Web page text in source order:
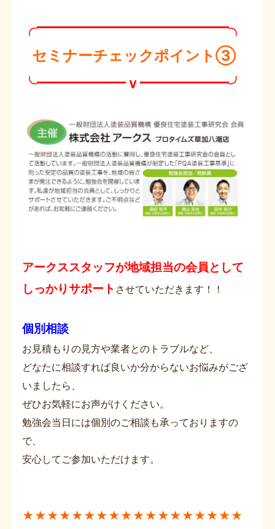
╭━━━━━━━━━━━━━╮
セミナーチェックポイント③
╰━━━━━━ｖ━━━━━━╯
アークススタッフが地域担当の会員として
しっかりサポート させていただきます！！
個別相談
お見積もりの見方や業者とのトラブルなど、
どなたに相談すれば良いか分からないお悩みがござ
いましたら、
ぜひお気軽にお声がけください。
勉強会当日には個別のご相談も承っておりますの
で、
安心してご参加いただけます。
★★★★★★★★★★★★★★★★★★